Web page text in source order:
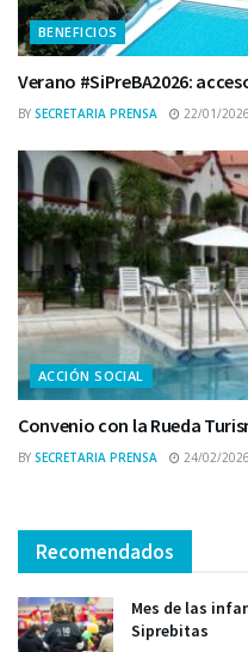
BENEFICIOS
Verano #SiPreBA2026:
BY SECRETARIA PRENSA 22/01/2026
ACCIÓN SOCIAL
Convenio con la Rueda
BY SECRETARIA PRENSA 24/02/2026
Recomendados
Mes de las
Siprebitas